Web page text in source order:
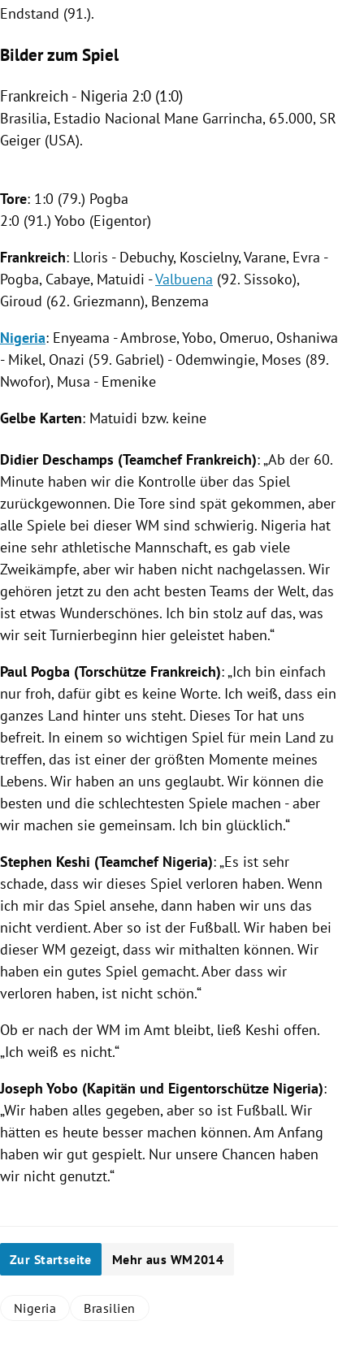
Endstand (91.).
Bilder zum Spiel
Frankreich - Nigeria 2:0 (1:0)
Brasilia, Estadio Nacional Mane Garrincha, 65.000, SR
Geiger (USA).
Tore: 1:0 (79.) Pogba
2:0 (91.) Yobo (Eigentor)
Frankreich: Lloris - Debuchy, Koscielny, Varane, Evra -
Pogba, Cabaye, Matuidi -Valbuena (92. Sissoko),
Giroud (62. Griezmann), Benzema
Nigeria: Enyeama - Ambrose,Yobo, Omeruo, Oshaniwa
- Mikel, Onazi (59. Gabriel) - Odemwingie, Moses (89.
Nwofor), Musa - Emenike
Gelbe Karten: Matuidi bzw. keine
Didier Deschamps (Teamchef Frankreich): „Ab der 60.
Minute haben wir die Kontrolle über das Spiel
zurückgewonnen. Die Tore sind spät gekommen, aber
alle Spiele bei dieser WM sind schwierig. Nigeria hat
eine sehr athletische Mannschaft, es gab viele
Zweikämpfe, aber wir haben nicht nachgelassen. Wir
gehören jetzt zu den acht besten Teams der Welt, das
ist etwas Wunderschönes. Ich bin stolz auf das, was
wir seit Turnierbeginn hier geleistet haben.“
Paul Pogba (Torschütze Frankreich): „Ich bin einfach
nur froh, dafür gibt es keine Worte. Ich weiß, dass ein
ganzes Land hinter uns steht. Dieses Tor hat uns
befreit. In einem so wichtigen Spiel für mein Land zu
treffen, das ist einer der größten Momente meines
Lebens. Wir haben an uns geglaubt. Wir können die
besten und die schlechtesten Spiele machen - aber
wir machen sie gemeinsam. Ich bin glücklich.“
Stephen Keshi (Teamchef Nigeria): „Es ist sehr
schade, dass wir dieses Spiel verloren haben. Wenn
ich mir das Spiel ansehe, dann haben wir uns das
nicht verdient. Aber so ist der Fußball. Wir haben bei
dieser WM gezeigt, dass wir mithalten können. Wir
haben ein gutes Spiel gemacht. Aber dass wir
verloren haben, ist nicht schön.“
Ob er nach der WM im Amt bleibt, ließ Keshi offen.
„Ich weiß es nicht.“
Joseph Yobo (Kapitän und Eigentorschütze Nigeria):
„Wir haben alles gegeben, aber so ist Fußball. Wir
hätten es heute besser machen können. Am Anfang
haben wir gut gespielt. Nur unsere Chancen haben
wir nicht genutzt.“
Zur Startseite Mehr aus WM2014
Nigeria Brasilien